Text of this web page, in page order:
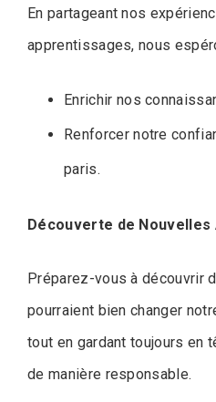
En partageant nos
apprentissages, nous
Enrichir nos
Renforcer notre
paris.
Découverte de Nouvelles
Préparez-vous à découvrir
pourraient bien changer
tout en gardant toujours en
de manière responsable.